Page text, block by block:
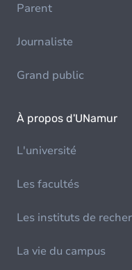
Parent
Journaliste
Grand public
À propos d'UNamur
L'université
Les facultés
Les instituts de
La vie du campus